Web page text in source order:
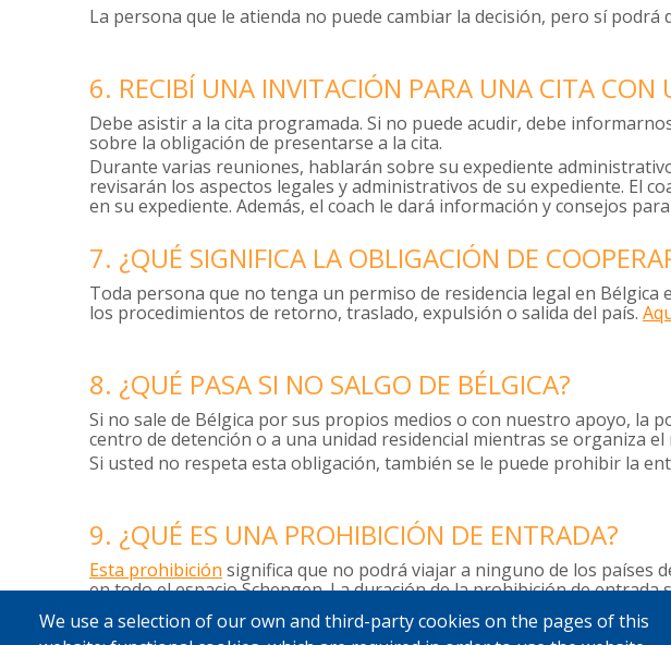
La persona que le atienda no puede cambiar la decisión, pero sí
6. RECIBÍ UNA INVITACIÓN PARA UNA CITA CON
Debe asistir a la cita programada. Si no puede acudir, debe
sobre la obligación de presentarse a la cita.
Durante varias reuniones, hablarán sobre su expediente
revisarán los aspectos legales y administrativos de su expediente. El
en su expediente. Además, el coach le dará información y consejos
7. ¿QUÉ SIGNIFICA LA OBLIGACIÓN DE
Toda persona que no tenga un permiso de residencia legal en
los procedimientos de retorno, traslado, expulsión o salida del país.
8. ¿QUÉ PASA SI NO SALGO DE BÉLGICA?
Si no sale de Bélgica por sus propios medios o con nuestro apoyo, la
centro de detención o a una unidad residencial mientras se organiza
Si usted no respeta esta obligación, también se le puede prohibir la
9. ¿QUÉ ES UNA PROHIBICIÓN DE ENTRADA?
Esta prohibición significa que no podrá viajar a ninguno de los países
en todo el espacio Schengen. La duración de la prohibición de
We use a selection of our own and third-party cookies on the pages of this